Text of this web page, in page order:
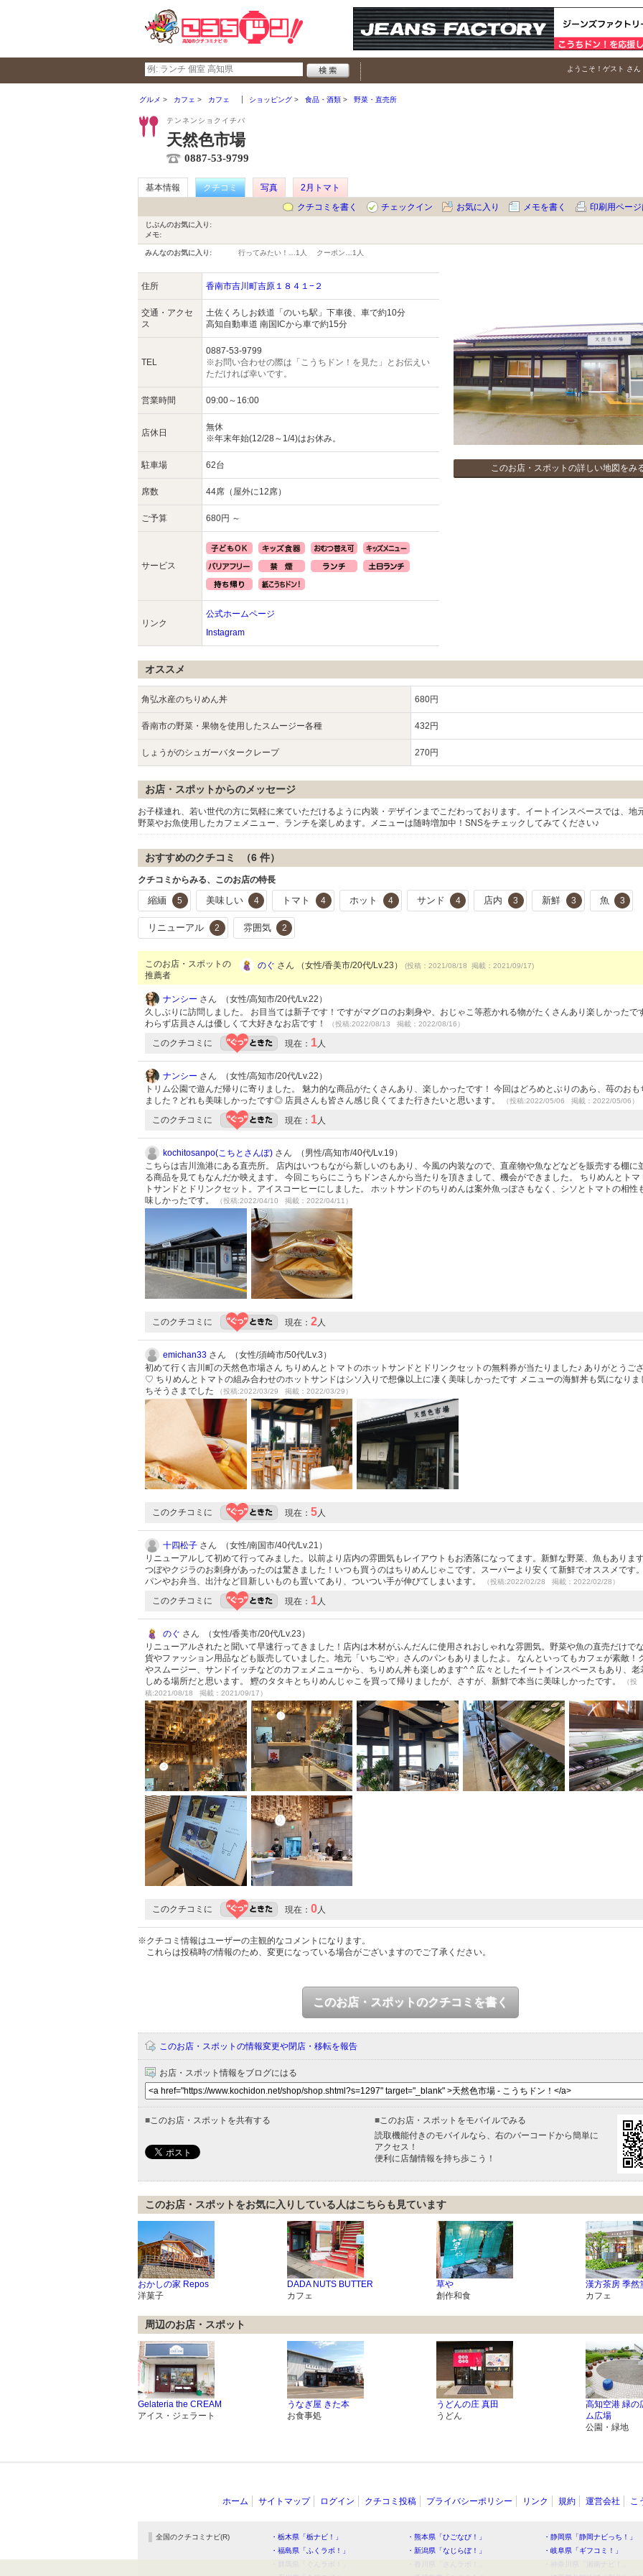
ようこそ！ ゲスト さん
グルメ カフェ カフェ ショッピング 食品・酒類 野菜・直売所
テンネンショクイチバ
天然色市場
0887-53-9799
基本情報 クチコミ 写真
2月トマト
クチコミを書く
チェックイン お気に入り メモを書く 印刷用ページ
じぶんのお気に入り:
メモ:
みんなのお気に入り: 行ってみたい！… 1人 クーポン… 1人
住所 香南市吉川町吉原１８４１−２
交通・アクセ
ス
土佐くろしお鉄道「のいち駅」下車後、車で約10分
高知自動車道 南国ICから車で約15分
TEL
0887-53-9799
※お問い合わせの際は「こうちドン！を見た」とお伝えい
ただければ幸いです。
営業時間 09:00～16:00
店休日
無休
※年末年始(12/28～1/4)はお休み。
駐車場 62台
席数 44席（屋外に12席）
ご予算 680円 ～
サービス
リンク
公式ホームページ
Instagram
このお店・スポットの詳しい地図をみ
オススメ
角弘水産のちりめん丼 680円
香南市の野菜・果物を使用したスムージー各種 432円
しょうがのシュガーバタークレープ 270円
お店・スポットからのメッセージ
お子様連れ、若い世代の方に気軽に来ていただけるように内装・デザインまでこだわっております。イートインスペースでは、地
野菜やお魚使用したカフェメニュー、ランチを楽しめます。メニューは随時増加中！SNSをチェックしてみてください♪
おすすめのクチコミ （6 件）
クチコミからみる、このお店の特長
縮緬 5 美味しい 4 トマト 4 ホット 4 サンド 4 店内 3 新鮮 3 魚 3
リニューアル 2 雰囲気 2
このお店・スポットの
推薦者
のぐ さん （女性/香美市/20代/Lv.23） (投稿：2021/08/18 掲載：2021/09/17)
ナンシー さん （女性/高知市/20代/Lv.22）
久しぶりに訪問しました。 お目当ては新子です！ですがマグロのお刺身や、おじゃこ等惹かれる物がたくさんあり楽しかった
わらず店員さんは優しくて大好きなお店です！
（投稿:2022/08/13 掲載：2022/08/16）
このクチコミに 現在： 1人
ナンシー さん （女性/高知市/20代/Lv.22）
トリム公園で遊んだ帰りに寄りました。 魅力的な商品がたくさんあり、楽しかったです！ 今回はどろめとぶりのあら、苺のおも
ました？どれも美味しかったです◎ 店員さんも皆さん感じ良くてまた行きたいと思います。
（投稿:2022/05/06 掲載：2022/05/06）
このクチコミに 現在： 1人
kochitosanpo(こちとさんぽ) さん （男性/高知市/40代/Lv.19）
こちらは吉川漁港にある直売所。 店内はいつもながら新しいのもあり、今風の内装なので、直産物や魚などなどを販売する棚に
る商品を見てもなんだか映えます。 今回こちらにこうちドンさんから当たりを頂きまして、機会ができました。 ちりめんとトマ
トサンドとドリンクセット。アイスコーヒーにしました。 ホットサンドのちりめんは案外魚っぽさもなく、シソとトマトの相性
味しかったです。
（投稿:2022/04/10 掲載：2022/04/11）
このクチコミに 現在： 2人
emichan33 さん （女性/須崎市/50代/Lv.3）
初めて行く吉川町の天然色市場さん ちりめんとトマトのホットサンドとドリンクセットの無料券が当たりました♪ ありがとうご
♡ ちりめんとトマトの組み合わせのホットサンドはシソ入りで想像以上に凄く美味しかったです メニューの海鮮丼も気になりま
ちそうさまでした
（投稿:2022/03/29 掲載：2022/03/29）
このクチコミに 現在： 5人
十四松子 さん （女性/南国市/40代/Lv.21）
リニューアルして初めて行ってみました。以前より店内の雰囲気もレイアウトもお洒落になってます。新鮮な野菜、魚もありま
つぼやクジラのお刺身があったのは驚きました！いつも買うのはちりめんじゃこです。スーパーより安くて新鮮でオススメです
パンやお弁当、出汁など目新しいものも置いてあり、ついつい手が伸びてしまいます。
（投稿:2022/02/28 掲載：2022/02/28）
このクチコミに 現在： 1人
のぐ さん （女性/香美市/20代/Lv.23）
リニューアルされたと聞いて早速行ってきました！店内は木材がふんだんに使用されおしゃれな雰囲気。野菜や魚の直売だけで
貨やファッション用品なども販売していました。地元「いちごや」さんのパンもありましたよ。 なんといってもカフェが素敵！
やスムージー、サンドイッチなどのカフェメニューから、ちりめん丼も楽しめます^ ^ 広々としたイートインスペースもあり、老
しめる場所だと思います。 鰹のタタキとちりめんじゃこを買って帰りましたが、さすが、新鮮で本当に美味しかったです。
（投
稿:2021/08/18 掲載：2021/09/17）
このクチコミに 現在： 0人
※クチコミ情報はユーザーの主観的なコメントになります。
これらは投稿時の情報のため、変更になっている場合がございますのでご了承ください。
このお店・スポットのクチコミを書く
このお店・スポットの情報変更や閉店・移転を報告
お店・スポット情報をブログにはる
■このお店・スポットを共有する ■このお店・スポットをモバイルでみる
読取機能付きのモバイルなら、右のバーコードから簡単に
アクセス！
便利に店舗情報を持ち歩こう！
このお店・スポットをお気に入りしている人はこちらも見ています
おかしの家 Repos
洋菓子
DADA NUTS BUTTER
カフェ
草や
創作和食
漢方茶房 季然
カフェ
周辺のお店・スポット
Gelateria the CREAM
アイス・ジェラート
うなぎ屋 きた本
お食事処
うどんの庄 真田
うどん
高知空港 緑の
ム広場
公園・緑地
ホーム サイトマップ ログイン クチコミ投稿 プライバシーポリシー リンク 規約 運営会社 こ
全国のクチコミナビ(R) ・栃木県「栃ナビ！」 ・熊本県「ひごなび！」 ・静岡県「静岡ナビっち！」
・福島県「ふくラボ！」
・新潟県「なじらぼ！」 ・岐阜県「ギフコミ！」